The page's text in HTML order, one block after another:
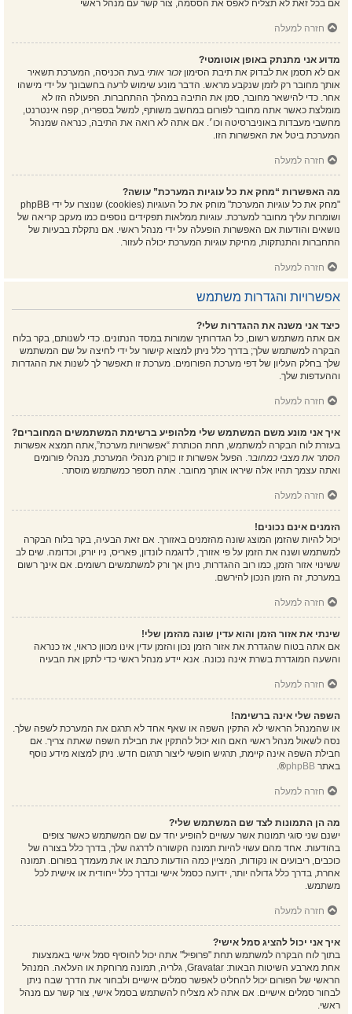
אם בכל זאת לא תצליח לאפס את הססמה, צור קשר עם מנהל ראשי
חזרה למעלה
מדוע אני מתנתק באופן אוטומטי?
אם לא תסמן את לבדוק את תיבת הסימוןזכור אותי בעת הכניסה, המערכת תשאיר
אותך מחובר רק לזמן שנקבע מראש. הדבר מונע שימוש לרעה בחשבונך על ידי מישהו
אחר. כדי להישאר מחובר, סמן את התיבה במהלך ההתחברות. הפעולה הזו לא
מומלצת כאשר אתה מחובר לפורום במחשב משותף, למשל בספריה, קפה אינטרנט,
מחשבי מעבדות באוניברסיטה וכו׳. אם אתה לא רואה את התיבה, כנראה שמנהל
המערכת ביטל את האפשרות הזו.
חזרה למעלה
מה האפשרות “מחק את כל עוגיות המערכת” עושה?
"מחק את כל עוגיות המערכת" מוחק את כל העוגיות (cookies) שנוצרו על ידי phpBB
ושומרות עליך מחובר למערכת. עוגיות ממלאות תפקידים נוספים כמו מעקב קריאה של
נושאים והודעות אם האפשרות הופעלה על ידי מנהל ראשי. אם נתקלת בבעיות של
התחברות והתנתקות, מחיקת עוגיות המערכת יכולה לעזור.
חזרה למעלה
אפשרויות והגדרות משתמש
כיצד אני משנה את ההגדרות שלי?
אם אתה משתמש רשום, כל הגדרותיך שמורות במסד הנתונים. כדי לשנותם, בקר בלוח
הבקרה למשתמש שלך; בדרך כלל ניתן למצוא קישור על ידי לחיצה על שם המשתמש
שלך בחלק העליון של דפי מערכת הפורומים. מערכת זו תאפשר לך לשנות את ההגדרות
וההעדפות שלך.
חזרה למעלה
איך אני מונע משם המשתמש שלי מלהופיע ברשימת המשתמשים המחוברים?
בעזרת לוח הבקרה למשתמש, תחת הכותרת “אפשרויות מערכת”,אתה תמצא אפשרות
הסתר את מצבי כמחובר. הפעל אפשרות זו כןורק מנהלי המערכת, מנהלי פורומים
ואתה עצמך תהיו אלה שיראו אותך מחובר. אתה תספר כמשתמש מוסתר.
חזרה למעלה
הזמנים אינם נכונים!
יכול להיות שהזמן המוצג שונה מהזמנים באזורך. אם זאת הבעיה, בקר בלוח הבקרה
למשתמש ושנה את הזמן על פי אזורך, לדוגמה לונדון, פאריס, ניו יורק, וכדומה. שים לב
ששינוי אזור הזמן, כמו רוב ההגדרות, ניתן אך ורק למשתמשים רשומים. אם אינך רשום
במערכת, זה הזמן הנכון להירשם.
חזרה למעלה
שינתי את אזור הזמן והוא עדין שונה מהזמן שלי!
אם אתה בטוח שהגדרת את אזור הזמן נכון והזמן עדין אינו מכוון כראוי, אז כנראה
והשעה המוגדרת בשרת אינה נכונה. אנא יידע מנהל ראשי כדי לתקן את הבעיה
חזרה למעלה
השפה שלי אינה ברשימה!
או שהמנהל הראשי לא התקין השפה או שאף אחד לא תרגם את המערכת לשפה שלך.
נסה לשאול מנהל ראשי האם הוא יכול להתקין את חבילת השפה שאתה צריך. אם
חבילת השפה אינה קיימת, תרגיש חופשי ליצור תרגום חדש. ניתן למצוא מידע נוסף
באתר phpBB
®.
חזרה למעלה
מה הן התמונות לצד שם המשתמש שלי?
ישנם שני סוגי תמונות אשר עשויים להופיע יחד עם שם המשתמש כאשר צופים
בהודעות. אחד מהם עשוי להיות תמונה הקשורה לדרגה שלך, בדרך כלל בצורה של
כוכבים, ריבועים או נקודות, המציין כמה הודעות כתבת או את מעמדך בפורום. תמונה
אחרת, בדרך כלל גדולה יותר, ידועה כסמל אישי ובדרך כלל ייחודית או אישית לכל
משתמש.
חזרה למעלה
איך אני יכול להציג סמל אישי?
בתוך לוח הבקרה למשתמש תחת "פרופיל" אתה יכול להוסיף סמל אישי באמצעות
אחת מארבע השיטות הבאות: Gravatar, גלריה, תמונה מרוחקת או העלאה. המנהל
הראשי של הפורום יכול להחליט לאפשר סמלים אישיים ולבחור את הדרך שבה ניתן
לבחור סמלים אישיים. אם אתה לא מצליח להשתמש בסמל אישי, צור קשר עם מנהל
ראשי.